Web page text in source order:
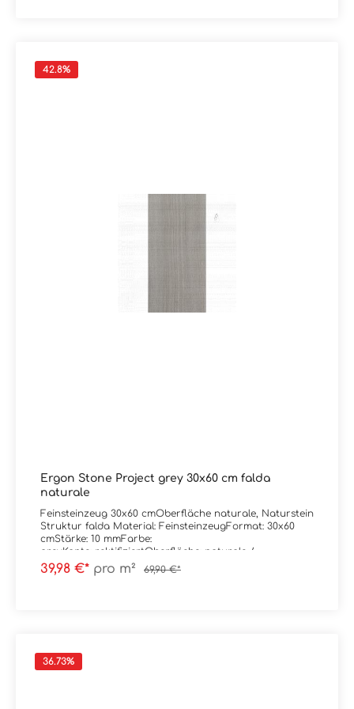
42.8%
Ergon Stone Project grey 30x60 cm falda
naturale
Feinsteinzeug 30x60 cmOberfläche naturale, Naturstein
Struktur falda Material: FeinsteinzeugFormat: 30x60
cmStärke: 10 mmFarbe:
greyKante: rektifiziertOberfläche: naturale /
mattAbrieb/Trittsicherheit: V/R10
Verpackungsdaten:Paketinhalt: 1,08 m²Paletteninhalt:
39,98 €* pro m² 69,90 €*
36.73%